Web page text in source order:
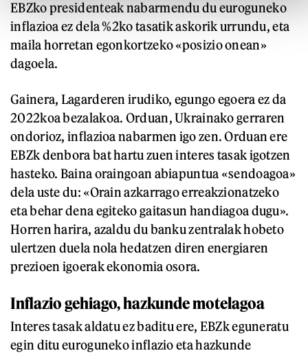
EBZko presidenteak nabarmendu du euroguneko
inflazioa ez dela %2ko tasatik askorik urrundu, eta
maila horretan egonkortzeko «posizio onean»
dagoela.
Gainera, Lagarderen irudiko, egungo egoera ez da
2022koa bezalakoa. Orduan, Ukrainako gerraren
ondorioz, inflazioa nabarmen igo zen. Orduan ere
EBZk denbora bat hartu zuen interes tasak igotzen
hasteko. Baina oraingoan abiapuntua «sendoagoa»
dela uste du: «Orain azkarrago erreakzionatzeko
eta behar dena egiteko gaitasun handiagoa dugu».
Horren harira, azaldu du banku zentralak hobeto
ulertzen duela nola hedatzen diren energiaren
prezioen igoerak ekonomia osora.
Inflazio gehiago, hazkunde motelagoa
Interes tasak aldatu ez baditu ere, EBZk eguneratu
egin ditu euroguneko inflazio eta hazkunde